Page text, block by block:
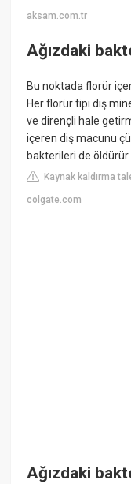
aksam.com.tr
Ağızdaki
Bu noktada florür
Her florür tipi diş
ve dirençli hale
içeren diş macunu
bakterileri de öldürür.
Kaynak kaldırma
colgate.com
Ağızdaki